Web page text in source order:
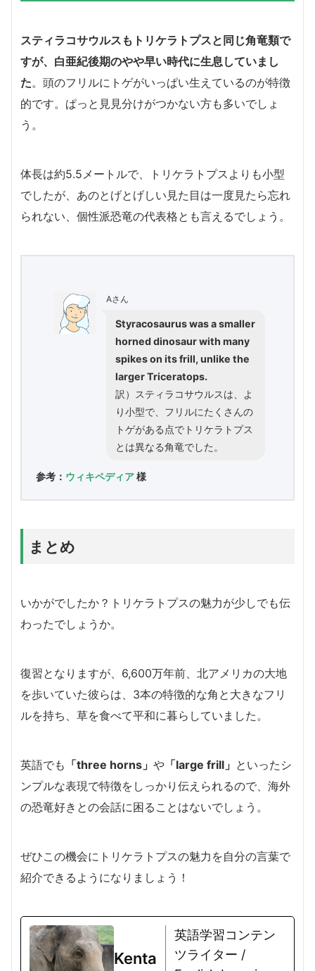
スティラコサウルスもトリケラトプスと同じ角竜類で
すが、白亜紀後期のやや早い時代に生息していまし
た。頭のフリルにトゲがいっぱい生えているのが特徴
的です。ぱっと見見分けがつかない方も多いでしょ
う。
体長は約5.5メートルで、トリケラトプスよりも小型
でしたが、あのとげとげしい見た目は一度見たら忘れ
られない、個性派恐竜の代表格とも言えるでしょう。
Aさん
Styracosaurus was a smaller
horned dinosaur with many
spikes on its frill, unlike the
larger Triceratops.
訳）スティラコサウルスは、よ
り小型で、フリルにたくさんの
トゲがある点でトリケラトプス
とは異なる角竜でした。
参考： ウィキペディア様
まとめ
いかがでしたか？トリケラトプスの魅力が少しでも伝
わったでしょうか。
復習となりますが、6,600万年前、北アメリカの大地
を歩いていた彼らは、3本の特徴的な角と大きなフリ
ルを持ち、草を食べて平和に暮らしていました。
英語でも 「three horns」 や 「large frill」 といったシ
ンプルな表現で特徴をしっかり伝えられるので、海外
の恐竜好きとの会話に困ることはないでしょう。
ぜひこの機会にトリケラトプスの魅力を自分の言葉で
紹介できるようになりましょう！
Kenta
英語学習コンテン
ツライター /